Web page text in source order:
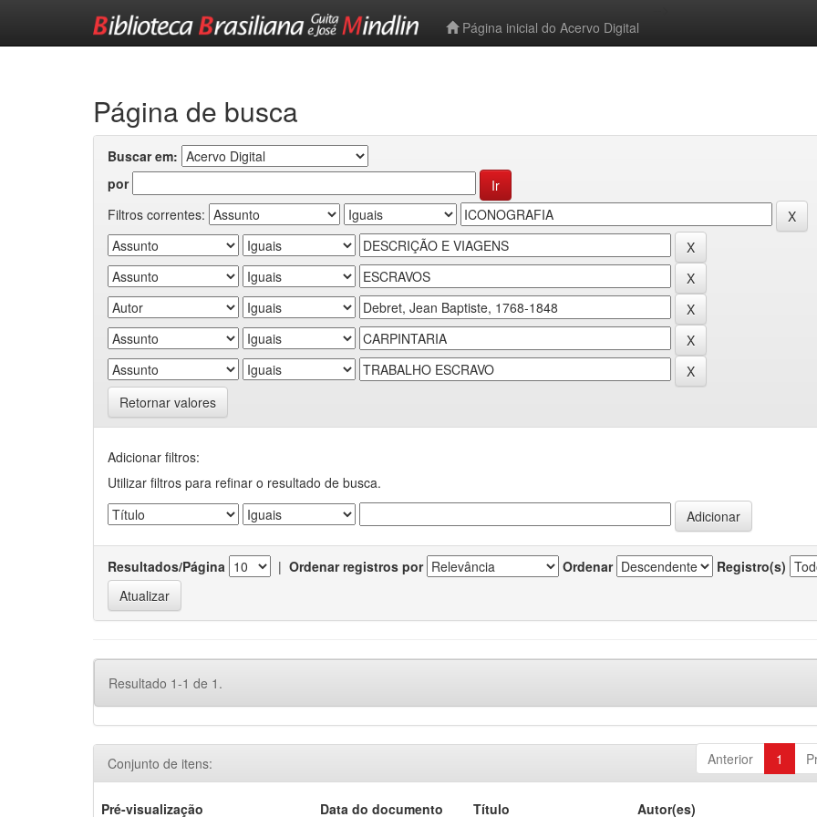
Página inicial do Acervo Digital
Página de busca
Buscar em:
por
Filtros correntes:
Retornar valores
Adicionar filtros:
Utilizar filtros para refinar o resultado de busca.
Resultados/Página | Ordenar registros por Ordenar Registro(s)
Resultado 1-1 de 1.
Anterior 1
Conjunto de itens:
Pré-visualização Data do documento Título Autor(es)